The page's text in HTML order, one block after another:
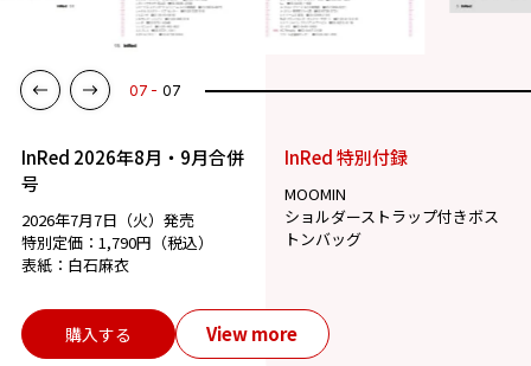
07 07
InRed 2026年8月・9月合併
号
2026年7月7日（火）発売
特別定価：1,790円（税込）
表紙：白石麻衣
InRed 特別付録
MOOMIN
ショルダーストラップ付きボス
トンバッグ
購入する View more